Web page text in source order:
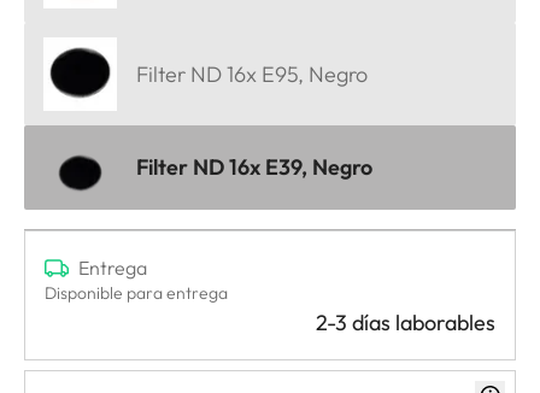
Filter ND 16x E95, Negro
Filter ND 16x E39, Negro
Entrega
Disponible para entrega
2-3 días laborables